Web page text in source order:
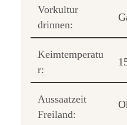
Vorkultur
drinnen:
Keimtemperatu
r:
Aussaatzeit
Freiland: